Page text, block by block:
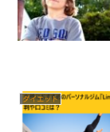
ダイエット